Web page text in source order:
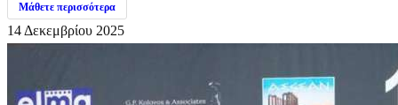
Μάθετε περισσότερα
14 Δεκεμβρίου 2025